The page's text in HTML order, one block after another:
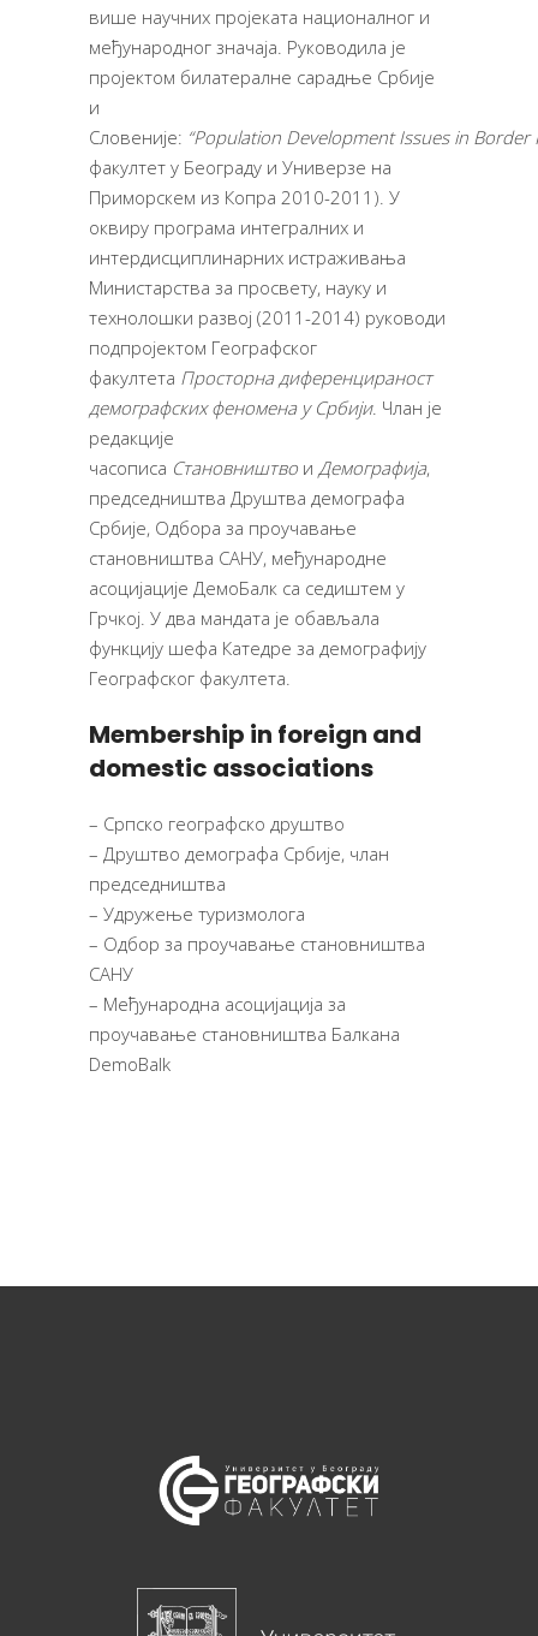
више научних пројеката националног и
међународног значаја. Руководила је
пројектом билатералне сарадње Србије
и
Словеније: “Population Development Issues in Border
факултет у Београду и Универзе на
Приморскем из Копра 2010-2011). У
оквиру програма интегралних и
интердисциплинарних истраживања
Министарства за просвету, науку и
технолошки развој (2011-2014) руководи
подпројектом Географског
факултета Просторна диференцираност
демографских феномена у Србији. Члан је
редакције
часописа Становништво и Демографија,
председништва Друштва демографа
Србије, Одбора за проучавање
становништва САНУ, међународне
асоцијације ДемоБалк са седиштем у
Грчкој. У два мандата је обављала
функцију шефа Катедре за демографију
Географског факултета.
Membership in foreign and
domestic associations
– Српско географско друштво
– Друштво демографа Србије, члан
председништва
– Удружење туризмолога
– Одбор за проучавање становништва
САНУ
– Међународна асоцијација за
проучавање становништва Балкана
DemoBalk